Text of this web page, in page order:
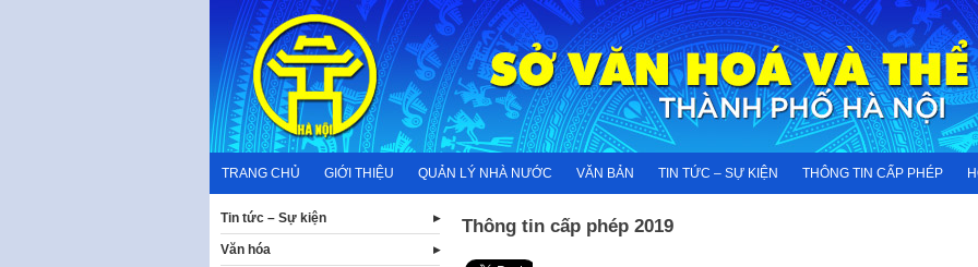
content
TRANG CHỦ GIỚI THIỆU QUẢN LÝ NHÀ NƯỚC VĂN BẢN TIN TỨC – SỰ KIỆN THÔNG TIN CẤP PHÉP
Thông tin cấp phép 2019
Tin tức – Sự kiện
Văn hóa